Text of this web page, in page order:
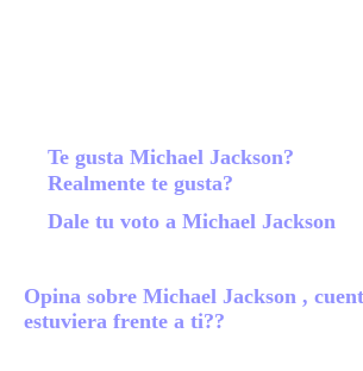
Te gusta Michael Jackson?
Realmente te gusta?
Dale tu voto a Michael Jackson
Opina sobre Michael Jackson ,
estuviera frente a ti??